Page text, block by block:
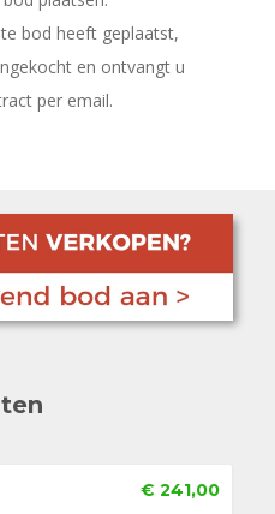
bod heeft geplaatst,
en ontvangt u
per email.
€ 241,00